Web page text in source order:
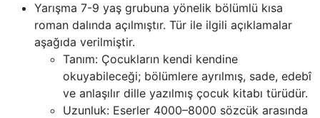
Yarışma 7-9 yaş grubuna yönelik bölümlü kısa
roman dalında açılmıştır. Tür ile ilgili açıklamalar
aşağıda verilmiştir.
Tanım: Çocukların kendi kendine
okuyabileceği; bölümlere ayrılmış, sade, edebî
ve anlaşılır dille yazılmış çocuk kitabı türüdür.
Uzunluk: Eserler 4000–8000 sözcük arasında